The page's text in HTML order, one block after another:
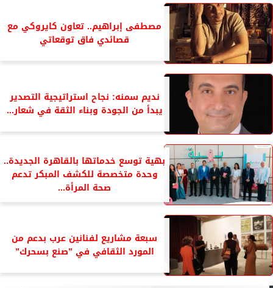
مصطفى إبراهيم.. تعاون كايروكي مع
قصائدي فاق توقعاتي
نديم سمنه: نجاح استراتيجية التصدير
يبدأ من الجودة وبناء الثقة في شعار...
بهية توسع خدماتها بالقاهرة الجديدة..
وحدة متخصصة للكشف المبكر تدعم
صحة المرأة...
سبعة مشاريع لفنانين عرب بدعم من
المورد الثقافي في ”صنع بسحرك”